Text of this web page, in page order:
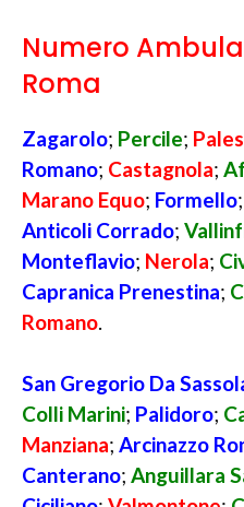
Numero
Roma
Zagarolo; Percile;
Romano; Castagnola;
Marano Equo; Formello;
Anticoli Corrado;
Monteflavio; Nerola;
Capranica Prenestina;
Romano
San Gregorio Da
Colli Marini; Palidoro;
Manziana; Arcinazzo
Canterano; Anguillara